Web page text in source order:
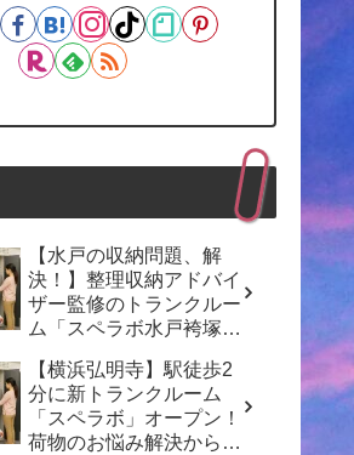
【水戸の収納問題、解
決！】整理収納アドバイ
ザー監修のトランクルー
ム「スペラボ水戸袴塚
【横浜弘明寺】駅徒歩2
分に新トランクルーム
「スペラボ」オープン！
荷物のお悩み解決から賢